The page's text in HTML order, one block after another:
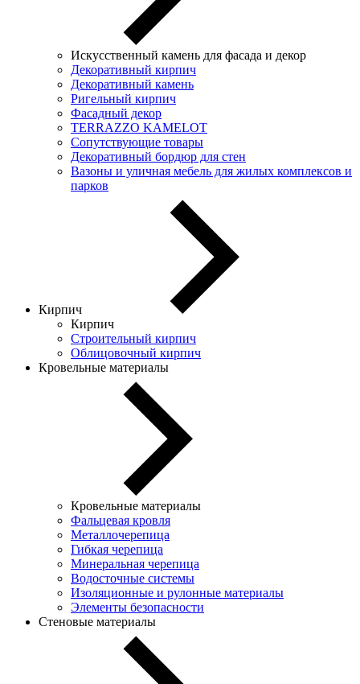
Искусственный камень для фасада и декор
Декоративный кирпич
Декоративный камень
Ригельный кирпич
Фасадный декор
TERRAZZO KAMELOT
Сопутствующие товары
Декоративный бордюр для стен
Вазоны и уличная мебель для жилых комплексов и
парков
Кирпич
Кирпич
Строительный кирпич
Облицовочный кирпич
Кровельные материалы
Кровельные материалы
Фальцевая кровля
Металлочерепица
Гибкая черепица
Минеральная черепица
Водосточные системы
Изоляционные и рулонные материалы
Элементы безопасности
Стеновые материалы